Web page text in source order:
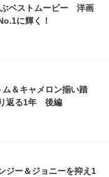
ベストムービー 洋画
に輝く！
＆キャメロン揃い踏
返る1年 後編
ジー＆ジョニーを抑え1